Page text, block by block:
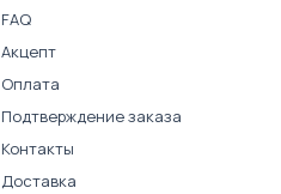
FAQ
Акцепт
Оплата
Подтверждение заказа
Контакты
Доставка